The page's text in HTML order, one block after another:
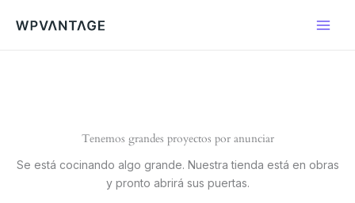
Tenemos grandes proyectos por anunciar
Se está cocinando algo grande. Nuestra tienda está en obras
y pronto abrirá sus puertas.